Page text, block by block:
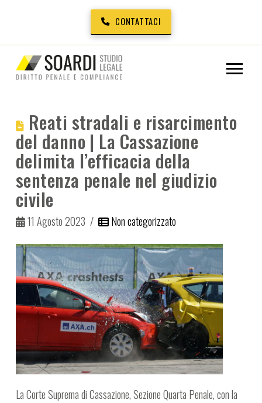
CONTATTACI
Reati stradali e risarcimento
del danno | La Cassazione
delimita l’efficacia della
sentenza penale nel giudizio
civile
11 Agosto 2023 Non categorizzato
La Corte Suprema di Cassazione, Sezione Quarta Penale, con la